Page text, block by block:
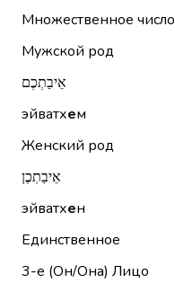
Множественное число
Мужской род
אֵיבַתְכֶם
эйватхем
Женский род
אֵיבַתְכֶן
эйватхен
Единственное
3-е (Он/Она) Лицо